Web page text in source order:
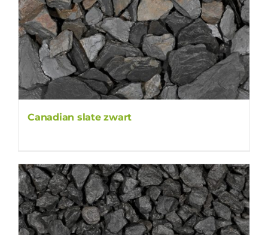
Canadian slate zwart